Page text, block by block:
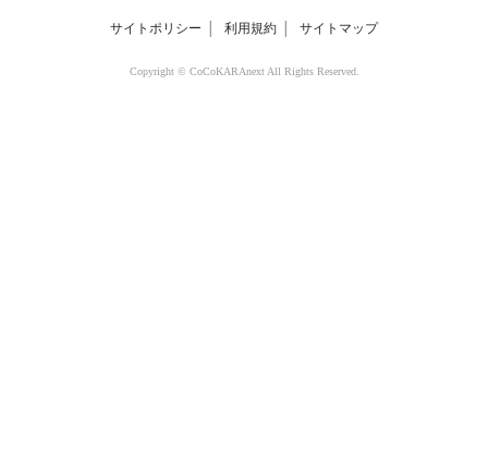
サイトポリシー 利用規約 サイトマップ
Copyright © CoCoKARAnext All Rights Reserved.